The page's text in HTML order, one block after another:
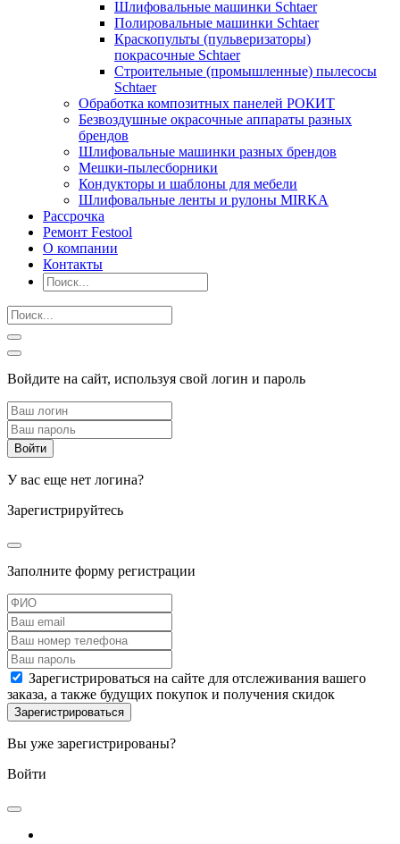
Шлифовальные машинки Schtaer
Полировальные машинки Schtaer
Краскопульты (пульверизаторы)
покрасочные Schtaer
Строительные (промышленные) пылесосы
Schtaer
Обработка композитных панелей РОКИТ
Безвоздушные окрасочные аппараты разных
брендов
Шлифовальные машинки разных брендов
Мешки-пылесборники
Кондукторы и шаблоны для мебели
Шлифовальные ленты и рулоны MIRKA
Рассрочка
Ремонт Festool
О компании
Контакты
Войдите на сайт, используя свой логин и пароль
У вас еще нет логина?
Зарегистрируйтесь
Заполните форму регистрации
Зарегистрироваться на сайте для отслеживания вашего
заказа, а также будущих покупок и получения скидок
Вы уже зарегистрированы?
Войти